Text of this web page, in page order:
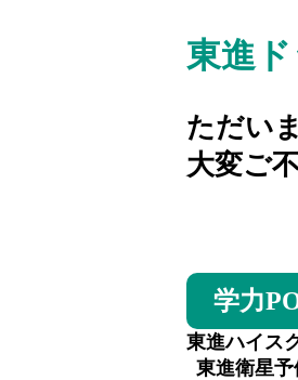
東進
ただい
大変ご
学力
東進ハイス
東進衛星予